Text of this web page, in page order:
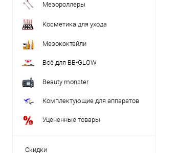
Мезороллеры
Косметика для ухода
Мезококтейли
Всё для BB-GLOW
Beauty monster
Комплектующие для аппаратов
Уцененные товары
Скидки